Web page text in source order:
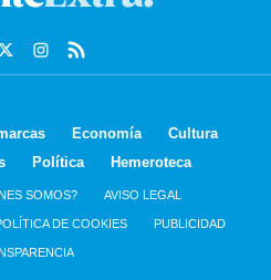
Economía
Cultura
Política Hemeroteca
SOMOS? AVISO LEGAL
DE COOKIES PUBLICIDAD